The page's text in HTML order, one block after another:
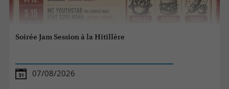
Soirée Jam Session à la Hitillère
07/08/2026